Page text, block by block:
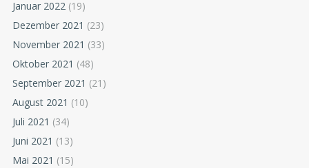
Januar 2022 (19)
Dezember 2021 (23)
November 2021 (33)
Oktober 2021 (48)
September 2021 (21)
August 2021 (10)
Juli 2021 (34)
Juni 2021 (13)
Mai 2021 (15)